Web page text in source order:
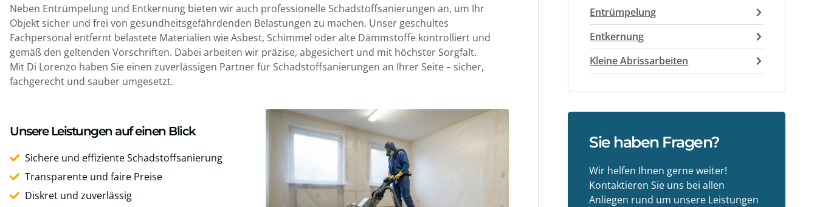
Neben Entrümpelung und Entkernung bieten wir auch professionelle Schadstoffsanierungen an, um Ihr
Objekt sicher und frei von gesundheitsgefährdenden Belastungen zu machen. Unser geschultes
Fachpersonal entfernt belastete Materialien wie Asbest, Schimmel oder alte Dämmstoffe kontrolliert und
gemäß den geltenden Vorschriften. Dabei arbeiten wir präzise, abgesichert und mit höchster Sorgfalt.
Mit Di Lorenzo haben Sie einen zuverlässigen Partner für Schadstoffsanierungen an Ihrer Seite – sicher,
fachgerecht und sauber umgesetzt.
Unsere Leistungen auf einen Blick
Sichere und effiziente Schadstoffsanierung
Transparente und faire Preise
Diskret und zuverlässig
Entrümpelung
Entkernung
Kleine Abrissarbeiten
Sie haben Fragen?
Wir helfen Ihnen gerne weiter!
Kontaktieren Sie uns bei allen
Anliegen rund um unsere Leistungen